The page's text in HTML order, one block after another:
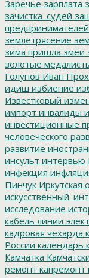
Заречье зарплата
зачистка_судей
предпринимателей
землетрясение
зима пришла змеи
золотые
Голунов Иван
идиш избиение
Известковый
импорт инвалиды
инвестиционные
человеческого
развитие
инсульт интервью
инфекция
Пинчук Иркутская
исследование
кабель линии
кадровая чехарда
России календарь
Камчатка
ремонт капремонт